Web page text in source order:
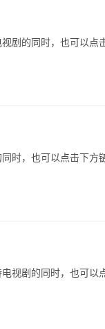
剧的同时，也可以点
时，也可以点击下方
视剧的同时，也可以